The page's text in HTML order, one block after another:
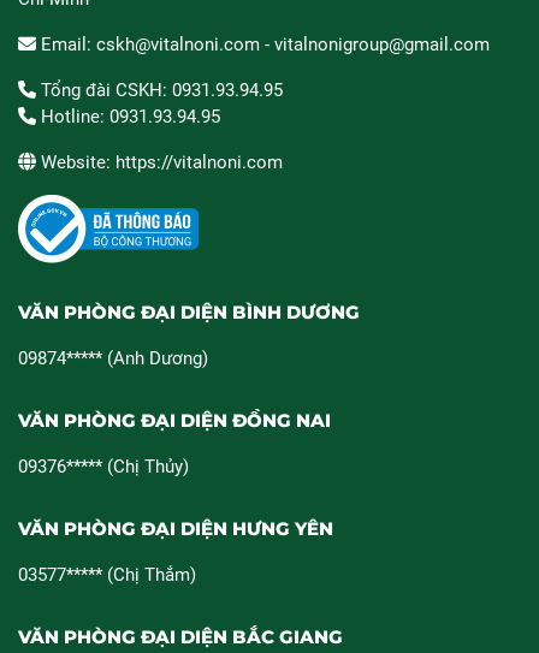
Email: cskh@vitalnoni.com - vitalnonigroup@gmail.com
Tổng đài CSKH: 0931.93.94.95
Hotline: 0931.93.94.95
Website: https://vitalnoni.com
VĂN PHÒNG ĐẠI DIỆN BÌNH DƯƠNG
09874***** (Anh Dương)
VĂN PHÒNG ĐẠI DIỆN ĐỒNG NAI
09376***** (Chị Thủy)
VĂN PHÒNG ĐẠI DIỆN HƯNG YÊN
03577***** (Chị Thắm)
VĂN PHÒNG ĐẠI DIỆN BẮC GIANG